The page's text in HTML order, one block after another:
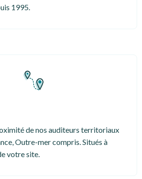
1995.
de nos auditeurs territoriaux
Outre-mer compris. Situés à
votre site.